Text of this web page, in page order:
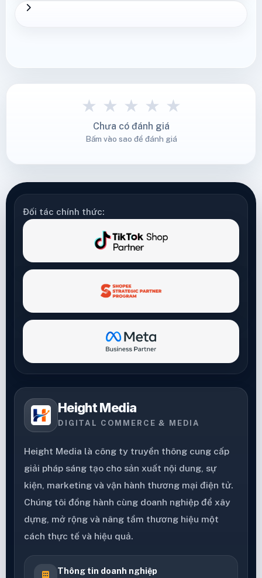
★ ★ ★ ★ ★
Chưa có đánh giá
Bấm vào sao để đánh giá
Đối tác chính thức:
Height Media
DIGITAL COMMERCE & MEDIA
Height Media là công ty truyền thông cung cấp
giải pháp sáng tạo cho sản xuất nội dung, sự
kiện, marketing và vận hành thương mại điện tử.
Chúng tôi đồng hành cùng doanh nghiệp để xây
dựng, mở rộng và nâng tầm thương hiệu một
cách thực tế và hiệu quả.
Thông tin doanh nghiệp